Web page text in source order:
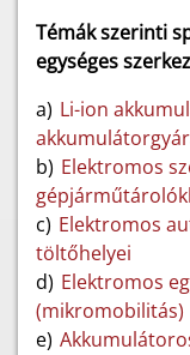
Témák szerinti
egységes
a) Li-ion
b) Elektromos
c) Elektromos
töltőhelyei
d) Elektromos
(mikromobilitás)
e)